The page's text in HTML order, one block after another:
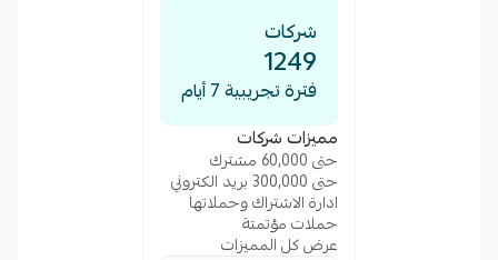
شركات
1249
فترة تجريبية 7 أيام
مميزات شركات
حتى 60,000 مشترك
حتى 300,000 بريد الكتروني
ادارة الاشتراك وحملاتها
حملات مؤتمتة
عرض كل المميزات